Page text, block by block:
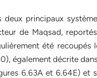
deux principaux
de Maqsad,
été
également décrite
6.63A et 6.64E) et